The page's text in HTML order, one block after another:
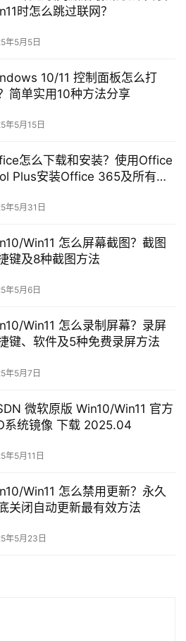
时怎么跳过联网？
年5月5日
10/11 控制面板怎么打
简单实用10种方法分享
年5月15日
怎么下载和安装？使用Office
Plus安装Office 365及所有版
年5月31日
Win11 怎么屏幕截图？截图
键及8种截图方法
年5月6日
Win11 怎么录制屏幕？录屏
键、软件及5种免费录屏方法
年5月7日
微软原版 Win10/Win11 官方
系统镜像 下载 2025.04
年5月11日
Win11 怎么禁用更新？永久
关闭自动更新最有效方法
年5月23日